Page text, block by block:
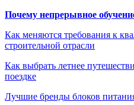
Почему непрерывное
Как меняются требования к
строительной отрасли
Как выбрать летнее
поездке
Лучшие бренды блоков